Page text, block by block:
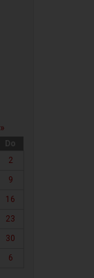
»
Do
2
9
16
23
30
6